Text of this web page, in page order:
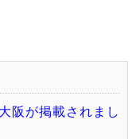
阪が掲載されまし